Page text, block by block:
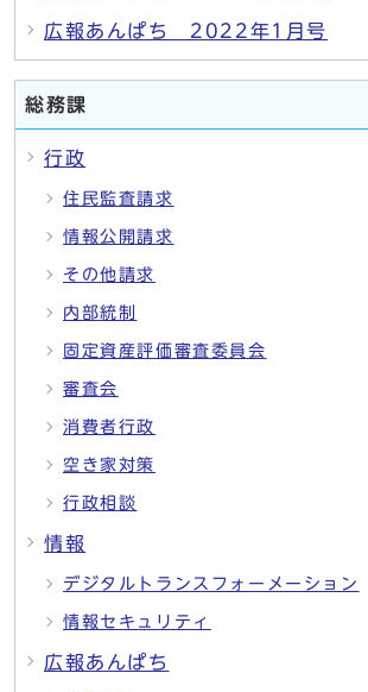
広報あんぱち 2022年1月号
総務課
行政
住民監査請求
情報公開請求
その他請求
内部統制
固定資産評価審査委員会
審査会
消費者行政
空き家対策
行政相談
情報
デジタルトランスフォーメーション
情報セキュリティ
広報あんぱち